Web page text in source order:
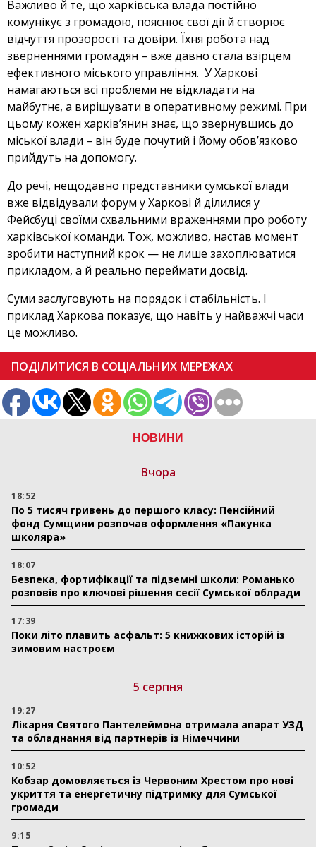
НОВИНИ
Вчора
18:52
По 5 тисяч гривень до першого класу: Пенсійний
фонд Сумщини розпочав оформлення «Пакунка
школяра»
18:07
Безпека, фортифікації та підземні школи: Романько
розповів про ключові рішення сесії Сумської облради
17:39
Поки літо плавить асфальт: 5 книжкових історій із
зимовим настроєм
5 серпня
19:27
Лікарня Святого Пантелеймона отримала апарат УЗД
та обладнання від партнерів із Німеччини
10:52
Кобзар домовляється із Червоним Хрестом про нові
укриття та енергетичну підтримку для Сумської
громади
9:15
Важливо й те, що харківська влада постійно
комунікує з громадою, пояснює свої дії й створює
відчуття прозорості та довіри. Їхня робота над
зверненнями громадян – вже давно стала взірцем
ефективного міського управління. У Харкові
намагаються всі проблеми не відкладати на
майбутнє, а вирішувати в оперативному режимі. При
цьому кожен харківʼянин знає, що звернувшись до
міської влади – він буде почутий і йому обовʼязково
прийдуть на допомогу.
До речі, нещодавно представники сумської влади
вже відвідували форум у Харкові й ділилися у
Фейсбуці своїми схвальними враженнями про роботу
харківської команди. Тож, можливо, настав момент
зробити наступний крок — не лише захоплюватися
прикладом, а й реально переймати досвід.
Суми заслуговують на порядок і стабільність. І
приклад Харкова показує, що навіть у найважчі часи
це можливо.
ПОДІЛИТИСЯ В СОЦІАЛЬНИХ МЕРЕЖАХ